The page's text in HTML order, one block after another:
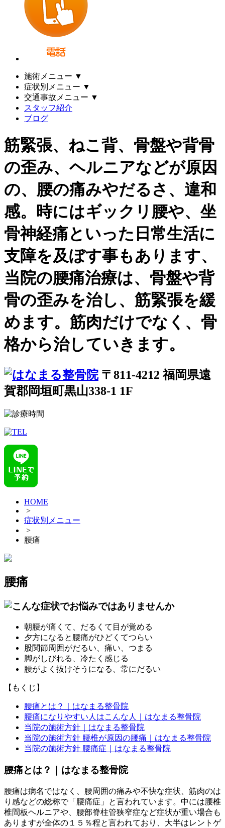
施術メニュー ▼
症状別メニュー ▼
交通事故メニュー ▼
スタッフ紹介
ブログ
筋緊張、ねこ背、骨盤や背骨
の歪み、ヘルニアなどが原因
の、腰の痛みやだるさ、違和
感。時にはギックリ腰や、坐
骨神経痛といった日常生活に
支障を及ぼす事もあります、
当院の腰痛治療は、骨盤や背
骨の歪みを治し、筋緊張を緩
めます。筋肉だけでなく、骨
格から治していきます。
〒811-4212 福岡県遠
賀郡岡垣町黒山338-1 1F
HOME
>
症状別メニュー
>
腰痛
腰痛
朝腰が痛くて、だるくて目が覚める
夕方になると腰痛がひどくてつらい
股関節周囲がだるい、痛い、つまる
脚がしびれる、冷たく感じる
腰がよく抜けそうになる、常にだるい
【もくじ】
腰痛とは？｜はなまる整骨院
腰痛になりやすい人はこんな人｜はなまる整骨院
当院の施術方針｜はなまる整骨院
当院の施術方針 腰椎が原因の腰痛｜はなまる整骨院
当院の施術方針 腰痛症｜はなまる整骨院
腰痛とは？｜はなまる整骨院
腰痛は病名ではなく、腰周囲の痛みや不快な症状、筋肉のは
り感などの総称で「腰痛症」と言われています。中には腰椎
椎間板ヘルニアや、腰部脊柱管狭窄症など症状が重い場合も
ありますが全体の１５％程と言われており、大半はレントゲ